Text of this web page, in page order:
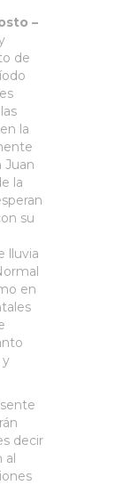
–
de
la
Juan
la
su
lluvia
en
y
decir
al